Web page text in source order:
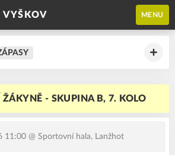
VYŠKOV MENU
ŽÁKYNĚ - SKUPINA B, 7. KOLO
11:00@ Sportovní hala, Lanžhot